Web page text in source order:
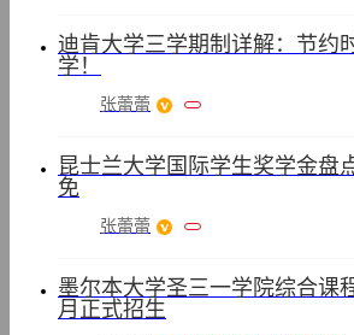
迪肯大学三学期制详解：节约
学！
张蕾蕾
昆士兰大学国际学生奖学金盘
免
张蕾蕾
墨尔本大学圣三一学院综合课
月正式招生